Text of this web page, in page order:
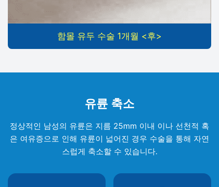
함몰 유두 수술 1개월 <후>
유륜 축소
정상적인 남성의 유륜은 지름 25mm 이내 이나 선천적 혹
은 여유증으로 인해 유륜이 넓어진 경우 수술을 통해 자연
스럽게 축소할 수 있습니다.